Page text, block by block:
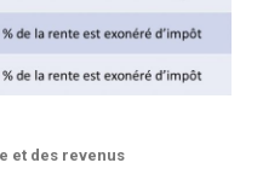
et des revenus